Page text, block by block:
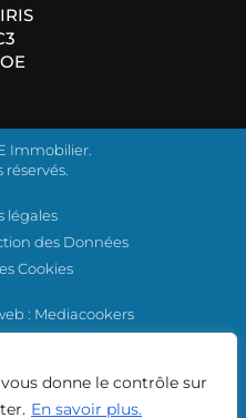
donne le contrôle sur
En savoir plus.
Immobilier.
réservés.
légales
des Données
Cookies
: Mediacookers